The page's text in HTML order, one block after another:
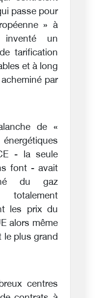
passe pour
» à
un
tarification
et à long
par
de «
- la seule
font - avait
du gaz
les prix du
alors même
le plus grand
centres